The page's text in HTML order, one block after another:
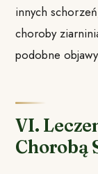
innych
choroby
podobne
VI.
Chorobą